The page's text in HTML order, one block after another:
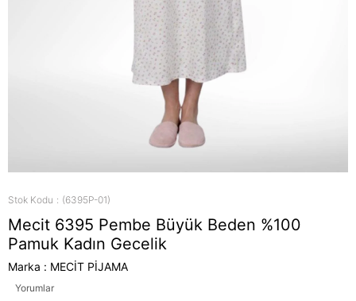
Stok Kodu (6395P-01)
Mecit 6395 Pembe Büyük Beden %100
Pamuk Kadın Gecelik
Marka : MECİT PİJAMA
Yorumlar